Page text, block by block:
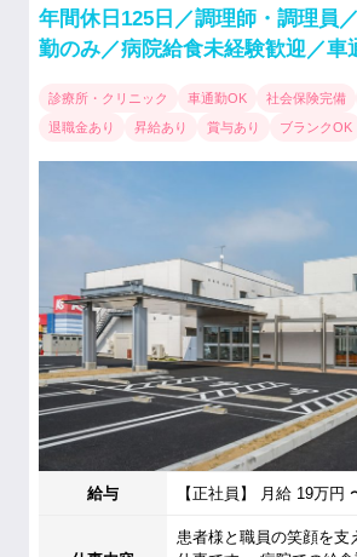
年間休日125日／調理師・調理員
勤のみ／病院給食未経験歓迎／車
診療所・クリニック 車通勤OK 社会保険完備
退職金あり
昇給あり 賞与あり ブランクOK
給与 【正社員】 月給 19万円
患者様と職員の笑顔を支